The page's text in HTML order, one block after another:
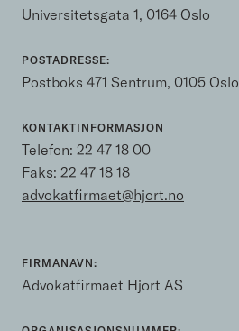
Universitetsgata 1, 0164 Oslo
POSTADRESSE:
Postboks 471 Sentrum, 0105 Oslo
KONTAKTINFORMASJON
Telefon: 22 47 18 00
Faks: 22 47 18 18
advokatfirmaet@hjort.no
FIRMANAVN:
Advokatfirmaet Hjort AS